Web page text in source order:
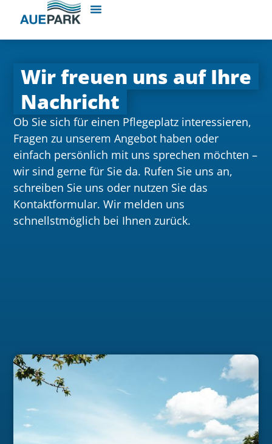
Wir freuen uns auf Ihre
Nachricht
Ob Sie sich für einen Pflegeplatz interessieren,
Fragen zu unserem Angebot haben oder
einfach persönlich mit uns sprechen möchten –
wir sind gerne für Sie da. Rufen Sie uns an,
schreiben Sie uns oder nutzen Sie das
Kontaktformular. Wir melden uns
schnellstmöglich bei Ihnen zurück.